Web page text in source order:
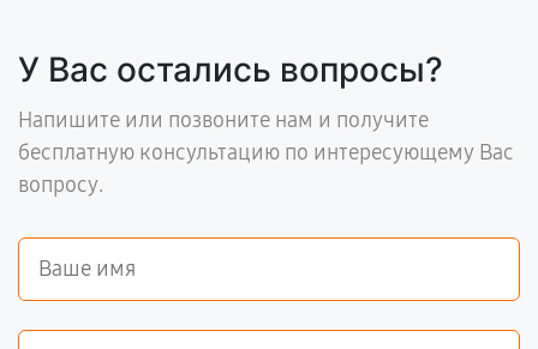
У Вас остались вопросы?
Напишите или позвоните нам и получите
бесплатную консультацию по интересующему Вас
вопросу.